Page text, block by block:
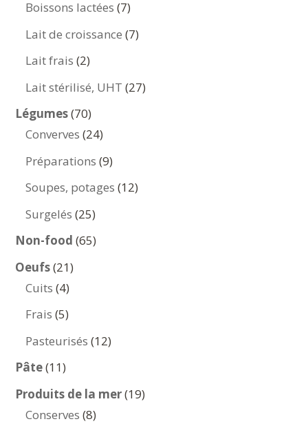
Boissons lactées 77
produits
Lait de croissance 77
Lait frais 22
produits
Lait stérilisé, UHT 2727
Légumes 7070
produits
Converves 2424
produits
Préparations 99
produits
Soupes, potages 1212
Surgelés 2525
produits
Non-food 6565
Oeufs 2121
Cuits 44
produits
Frais 55
produits
Pasteurisés 1212
Pâte 1111
produits
Produits de la mer 1919
Conserves 88